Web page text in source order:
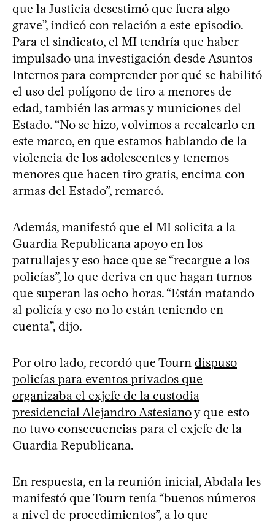
que la Justicia desestimó que fuera algo
grave”, indicó con relación a este episodio.
Para el sindicato, el MI tendría que haber
impulsado una investigación desde Asuntos
Internos para comprender por qué se habilitó
el uso del polígono de tiro a menores de
edad, también las armas y municiones del
Estado. “No se hizo, volvimos a recalcarlo en
este marco, en que estamos hablando de la
violencia de los adolescentes y tenemos
menores que hacen tiro gratis, encima con
armas del Estado”, remarcó.
Además, manifestó que el MI solicita a la
Guardia Republicana apoyo en los
patrullajes y eso hace que se “recargue a los
policías”, lo que deriva en que hagan turnos
que superan las ocho horas. “Están matando
al policía y eso no lo están teniendo en
cuenta”, dijo.
Por otro lado, recordó que Tourn dispuso
policías para eventos privados que
organizaba el exjefe de la custodia
presidencial Alejandro Astesianoy que esto
no tuvo consecuencias para el exjefe de la
Guardia Republicana.
En respuesta, en la reunión inicial, Abdala les
manifestó que Tourn tenía “buenos números
a nivel de procedimientos”, a lo que